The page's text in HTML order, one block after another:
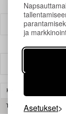
ja
Asetukset
KALUSTEET
TYHJENNÄ KAIKKI